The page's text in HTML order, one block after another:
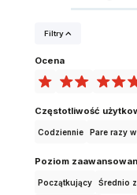
Filtry
Ocena
Częstotliwość
Codziennie Pare razy
Poziom
Początkujący Średnio